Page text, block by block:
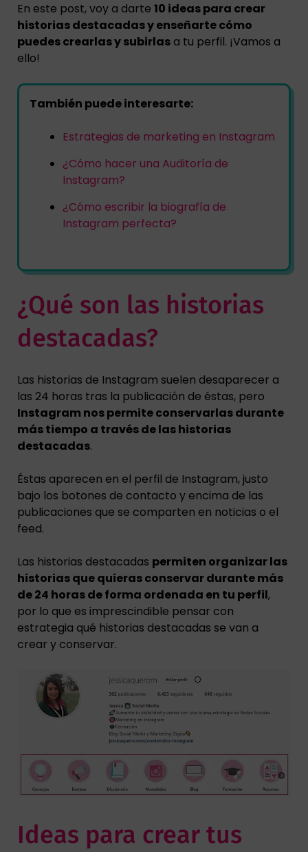
En este post, voy a darte 10 ideas para crear
historias destacadas y enseñarte cómo
puedes crearlas y subirlas a tu perfil. ¡Vamos a
ello!
También puede interesarte:
Estrategias de marketing en Instagram
¿Cómo hacer una Auditoría de
Instagram?
¿Cómo escribir la biografía de
Instagram perfecta?
¿Qué son las historias
destacadas?
Las historias de Instagram suelen desaparecer a
las 24 horas tras la publicación de éstas, pero
Instagram nos permite conservarlas durante
más tiempo a través de las historias
destacadas.
Éstas aparecen en el perfil de Instagram, justo
bajo los botones de contacto y encima de las
publicaciones que se comparten en noticias o el
feed.
Las historias destacadas permiten organizar las
historias que quieras conservar durante más
de 24 horas de forma ordenada en tu perfil,
por lo que es imprescindible pensar con
estrategia qué historias destacadas se van a
crear y conservar.
Ideas para crear tus